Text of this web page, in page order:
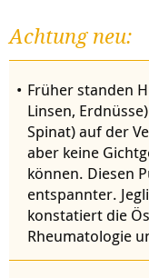
Achtung neu:
Früher standen
Linsen,
Spinat) auf der
aber keine
können. Diesen
entspannter.
konstatiert die
Rheumatologie